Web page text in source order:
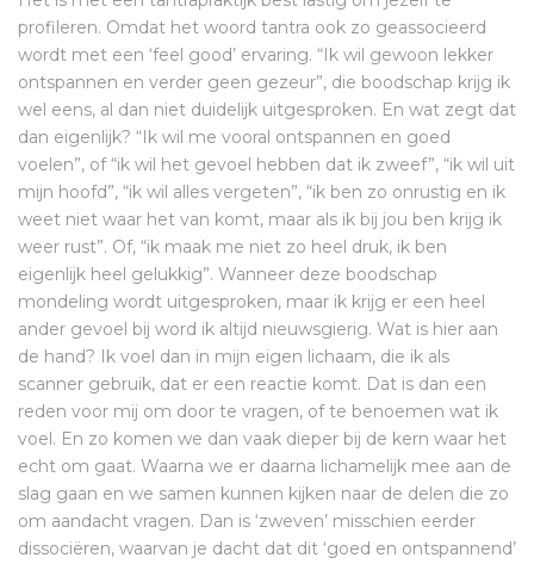
profileren. Omdat het woord tantra ook zo geassocieerd
wordt met een ‘feel good’ ervaring. “Ik wil gewoon lekker
ontspannen en verder geen gezeur”, die boodschap krijg ik
wel eens, al dan niet duidelijk uitgesproken. En wat zegt dat
dan eigenlijk? “Ik wil me vooral ontspannen en goed
voelen”, of “ik wil het gevoel hebben dat ik zweef”, “ik wil uit
mijn hoofd”, “ik wil alles vergeten”, “ik ben zo onrustig en ik
weet niet waar het van komt, maar als ik bij jou ben krijg ik
weer rust”. Of, “ik maak me niet zo heel druk, ik ben
eigenlijk heel gelukkig”. Wanneer deze boodschap
mondeling wordt uitgesproken, maar ik krijg er een heel
ander gevoel bij word ik altijd nieuwsgierig. Wat is hier aan
de hand? Ik voel dan in mijn eigen lichaam, die ik als
scanner gebruik, dat er een reactie komt. Dat is dan een
reden voor mij om door te vragen, of te benoemen wat ik
voel. En zo komen we dan vaak dieper bij de kern waar het
echt om gaat. Waarna we er daarna lichamelijk mee aan de
slag gaan en we samen kunnen kijken naar de delen die zo
om aandacht vragen. Dan is ‘zweven’ misschien eerder
dissociëren, waarvan je dacht dat dit ‘goed en ontspannend’